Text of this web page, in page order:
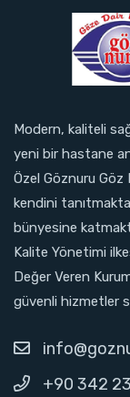
Modern, kaliteli
yeni bir hastane
Özel Göznuru
kendini
bünyesine
Kalite Yönetimi
Değer Veren
güvenli hizmetler
+90 342